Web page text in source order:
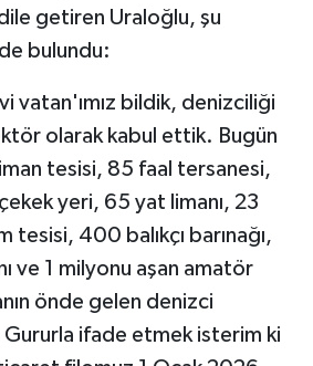
getiren Uraloğlu, şu
bulundu:
vatan'ımız bildik, denizciliği
olarak kabul ettik. Bugün
tesisi, 85 faal tersanesi,
yeri, 65 yat limanı, 23
tesisi, 400 balıkçı barınağı,
ve 1 milyonu aşan amatör
önde gelen denizci
ifade etmek isterim ki